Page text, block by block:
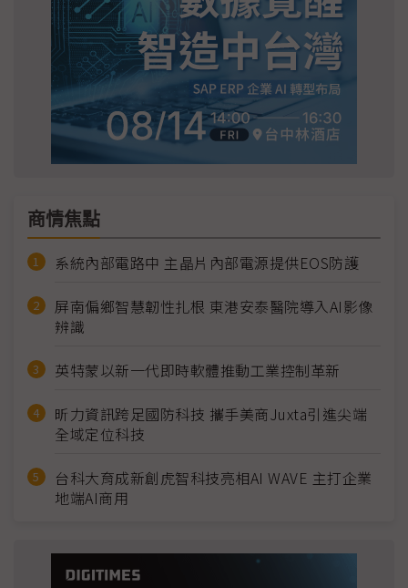
商情焦點
系統內部電路中 主晶片內部電源提供EOS防護
屏南偏鄉智慧韌性扎根 東港安泰醫院導入AI影像
辨識
英特蒙以新一代即時軟體推動工業控制革新
昕力資訊跨足國防科技 攜手美商Juxta引進尖端
全域定位科技
台科大育成新創虎智科技亮相AI WAVE 主打企業
地端AI商用